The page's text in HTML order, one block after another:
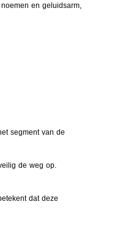
en geluidsarm,
segment van de
de weg op.
dat deze